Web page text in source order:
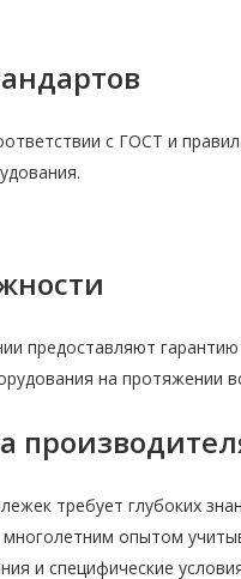
с ГОСТ и
предоставляют
на протяжении
требует глубоких
опытом
и специфические